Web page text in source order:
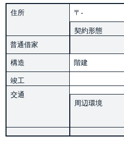
住所 〒-
契約形態
普通借家
構造 階建
竣工
交通
周辺環境